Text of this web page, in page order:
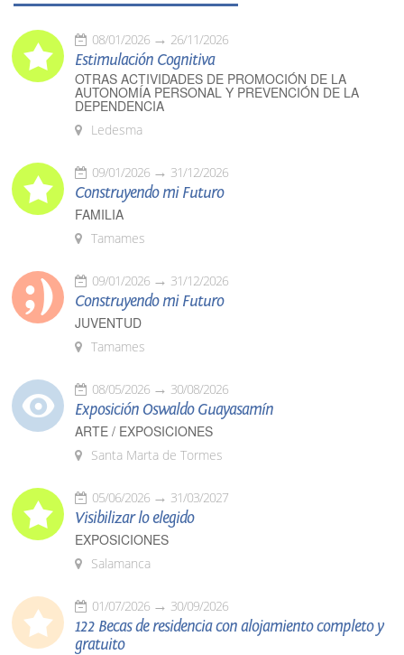
08/01/2026 26/11/2026
Estimulación Cognitiva
OTRAS ACTIVIDADES DE PROMOCIÓN DE LA
AUTONOMÍA PERSONAL Y PREVENCIÓN DE LA
DEPENDENCIA
Ledesma
09/01/2026 31/12/2026
Construyendo mi Futuro
FAMILIA
Tamames
09/01/2026 31/12/2026
Construyendo mi Futuro
JUVENTUD
Tamames
08/05/2026 30/08/2026
Exposición Oswaldo Guayasamín
ARTE / EXPOSICIONES
Santa Marta de Tormes
05/06/2026 31/03/2027
Visibilizar lo elegido
EXPOSICIONES
Salamanca
01/07/2026 30/09/2026
122 Becas de residencia con alojamiento completo y
gratuito